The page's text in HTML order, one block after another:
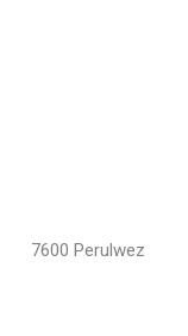
Perulwez